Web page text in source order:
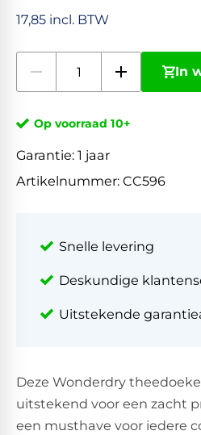
17,85 incl. BTW
In
Op voorraad 10+
Garantie: 1 jaar
Artikelnummer: CC596
Snelle levering
Deskundige
Uitstekende
Deze Wonderdry
uitstekend voor een zacht
een musthave voor iedere